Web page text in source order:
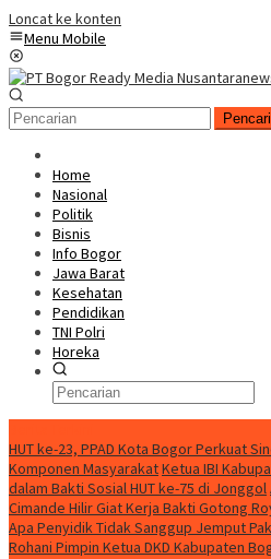
Loncat ke konten
Menu Mobile
Home
Nasional
Politik
Bisnis
Info Bogor
Jawa Barat
Kesehatan
Pendidikan
TNI Polri
Horeka
HUT ke-23, PPAD Kota Bogor Perkuat
Komponen MasyarakatKetua IBI
dalam Bakti Sosial HUT ke-75 di Jonggol
Cimande Hilir Giat Kerja Bakti Gotong
Apa Penyidik Tidak Sanggup Jemput
Rohani Pimpin Ketua DKD Kabupaten